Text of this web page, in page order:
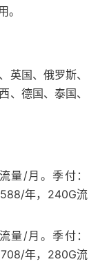
。
英国、俄罗斯、
、德国、泰国、
量/月。季付：
年，240G流
量/月。季付：
年，280G流